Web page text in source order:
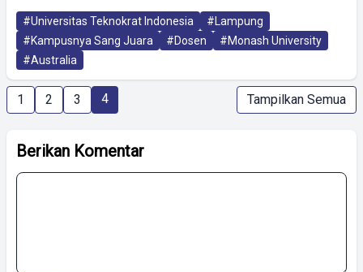
#Universitas Teknokrat Indonesia
#Lampung
#Kampusnya Sang Juara
#Dosen
#Monash University
#Australia
1 2 3 4 Tampilkan Semua
Berikan Komentar